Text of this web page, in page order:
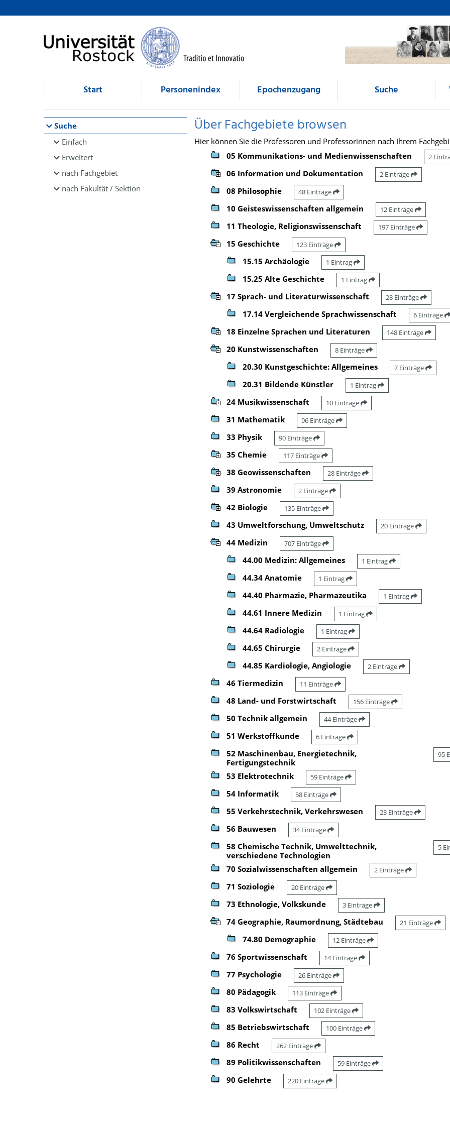
Browsen
direkt zum Inhalt
Start Personenindex Epochenzugang Suche
Suche
Einfach
Erweitert
nach Fachgebiet
nach Fakultät / Sektion
Über Fachgebiete browsen
Hier können Sie die Professoren und Professorinnen nach Ihrem
05 Kommunikations- und Medienwissenschaften
2
06 Information und Dokumentation 2 Einträge
08 Philosophie 48 Einträge
10 Geisteswissenschaften allgemein 12 Einträge
11 Theologie, Religionswissenschaft 197 Einträge
15 Geschichte 123 Einträge
15.15 Archäologie 1 Eintrag
15.25 Alte Geschichte 1 Eintrag
17 Sprach- und Literaturwissenschaft 28 Einträge
17.14 Vergleichende Sprachwissenschaft 6 Einträge
18 Einzelne Sprachen und Literaturen 148 Einträge
20 Kunstwissenschaften 8 Einträge
20.30 Kunstgeschichte: Allgemeines 7 Einträge
20.31 Bildende Künstler 1 Eintrag
24 Musikwissenschaft 10 Einträge
31 Mathematik 96 Einträge
33 Physik 90 Einträge
35 Chemie 117 Einträge
38 Geowissenschaften 28 Einträge
39 Astronomie 2 Einträge
42 Biologie 135 Einträge
43 Umweltforschung, Umweltschutz 20 Einträge
44 Medizin 707 Einträge
44.00 Medizin: Allgemeines 1 Eintrag
44.34 Anatomie 1 Eintrag
44.40 Pharmazie, Pharmazeutika 1 Eintrag
44.61 Innere Medizin 1 Eintrag
44.64 Radiologie 1 Eintrag
44.65 Chirurgie 2 Einträge
44.85 Kardiologie, Angiologie 2 Einträge
46 Tiermedizin 11 Einträge
48 Land- und Forstwirtschaft 156 Einträge
50 Technik allgemein 44 Einträge
51 Werkstoffkunde 6 Einträge
52 Maschinenbau, Energietechnik,
Fertigungstechnik
95
53 Elektrotechnik 59 Einträge
54 Informatik 58 Einträge
55 Verkehrstechnik, Verkehrswesen 23 Einträge
56 Bauwesen 34 Einträge
58 Chemische Technik, Umwelttechnik,
verschiedene Technologien
5
70 Sozialwissenschaften allgemein 2 Einträge
71 Soziologie 20 Einträge
73 Ethnologie, Volkskunde 3 Einträge
74 Geographie, Raumordnung, Städtebau 21 Einträge
74.80 Demographie 12 Einträge
76 Sportwissenschaft 14 Einträge
77 Psychologie 26 Einträge
80 Pädagogik 113 Einträge
83 Volkswirtschaft 102 Einträge
85 Betriebswirtschaft 100 Einträge
86 Recht 262 Einträge
89 Politikwissenschaften 59 Einträge
90 Gelehrte 220 Einträge